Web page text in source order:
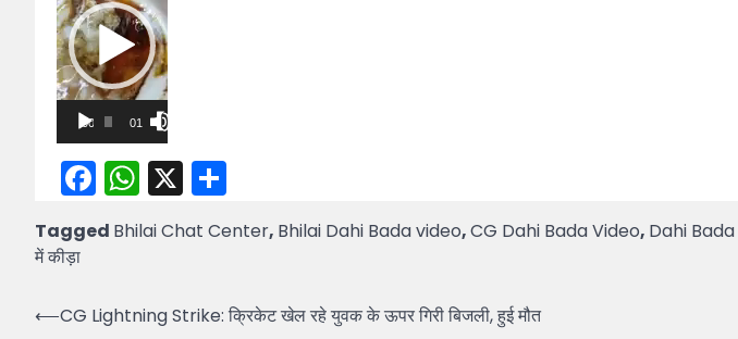
00:00 01:47
Facebook
WhatsApp
X
Tagged Bhilai Chat Center, Bhilai Dahi Bada video,CG Dahi Bada Video, Dahi
में कीड़ा
Post
⟵CG Lightning Strike: क्रिकेट खेल रहे युवक के ऊपर गिरी बिजली, हुई मौत